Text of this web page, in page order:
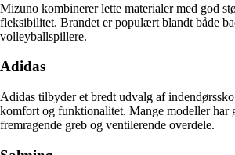
Mizuno kombinerer lette materialer med god
fleksibilitet. Brandet er populært blandt både
volleyballspillere.
Adidas
Adidas tilbyder et bredt udvalg af
komfort og funktionalitet. Mange modeller har
fremragende greb og ventilerende overdele.